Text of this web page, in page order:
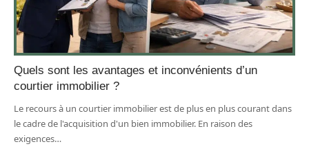
Quels sont les avantages et inconvénients d’un
courtier immobilier ?
Le recours à un courtier immobilier est de plus en plus courant dans
le cadre de l'acquisition d'un bien immobilier. En raison des
exigences…